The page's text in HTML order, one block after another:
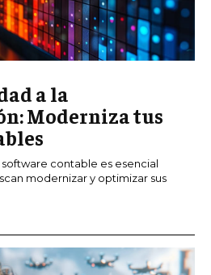
a la
Moderniza tus
contable es esencial
modernizar y optimizar sus